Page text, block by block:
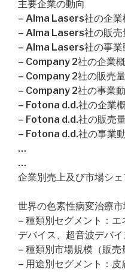
主要企業の動向
– Alma Lasers社の企業
– Alma Lasers社の販売
– Alma Lasers社の事業
– Company 2社の企業
– Company 2社の販売
– Company 2社の事業
– Fotona d.d.社の企業
– Fotona d.d.社の販売
– Fotona d.d.社の事業
…
…
企業別売上及び市場シ
世界の色素性病変治療
– 種類別セグメント：
デバイス、超音波デバ
– 種類別市場規模（販売
– 用途別セグメント：